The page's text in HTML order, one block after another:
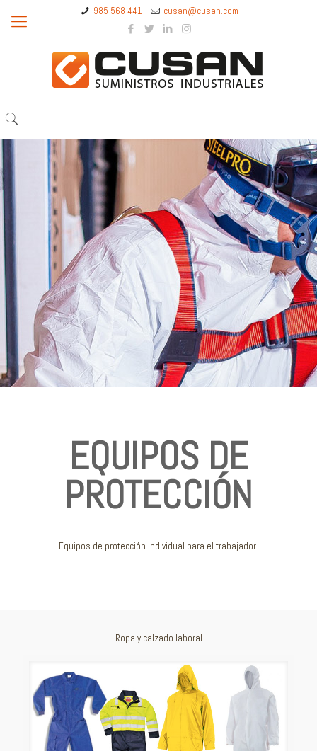
985 568 441 cusan@cusan.com
EQUIPOS DE
PROTECCIÓN
Equipos de protección individual para el trabajador.
Ropa y calzado laboral